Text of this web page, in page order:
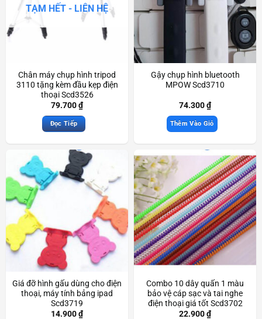
TẠM HẾT - LIÊN HỆ
Chân máy chụp hình tripod
3110 tặng kèm đầu kẹp điện
thoại Scd3526
79.700₫
Đọc Tiếp
Gậy chụp hình bluetooth
MPOW Scd3710
74.300₫
Thêm Vào Giỏ
Giá đỡ hình gấu dùng cho điện
thoại, máy tính bảng ipad
Scd3719
14.900₫
Combo 10 dây quấn 1 màu
bảo vệ cáp sạc và tai nghe
điện thoại giá tốt Scd3702
22.900₫